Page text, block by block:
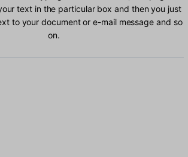
text in the particular box and then you just
to your document or e-mail message and so
on.